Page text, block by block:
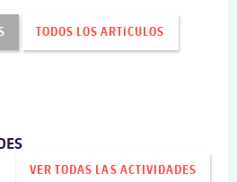
TODOS LOS ARTÍCULOS
VER TODAS LAS ACTIVIDADES